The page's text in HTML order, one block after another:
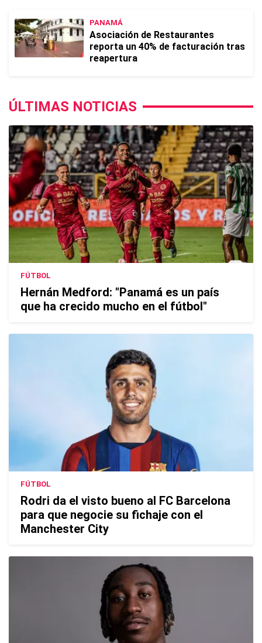
PANAMÁ
Asociación de Restaurantes
reporta un 40% de facturación tras
reapertura
ÚLTIMAS NOTICIAS
FÚTBOL
Hernán Medford: "Panamá es un país
que ha crecido mucho en el fútbol"
FÚTBOL
Rodri da el visto bueno al FC Barcelona
para que negocie su fichaje con el
Manchester City